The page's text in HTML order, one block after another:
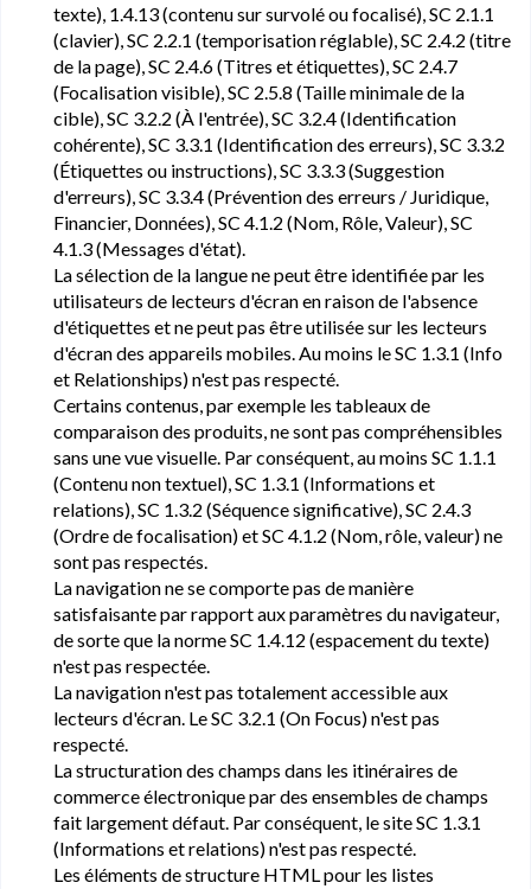
texte), 1.4.13 (contenu sur survolé ou focalisé), SC 2.1.1
(clavier), SC 2.2.1 (temporisation réglable), SC 2.4.2 (titre
de la page), SC 2.4.6 (Titres et étiquettes), SC 2.4.7
(Focalisation visible), SC 2.5.8 (Taille minimale de la
cible), SC 3.2.2 (À l'entrée), SC 3.2.4 (Identification
cohérente), SC 3.3.1 (Identification des erreurs), SC 3.3.2
(Étiquettes ou instructions), SC 3.3.3 (Suggestion
d'erreurs), SC 3.3.4 (Prévention des erreurs / Juridique,
Financier, Données), SC 4.1.2 (Nom, Rôle, Valeur), SC
4.1.3 (Messages d'état).
La sélection de la langue ne peut être identifiée par les
utilisateurs de lecteurs d'écran en raison de l'absence
d'étiquettes et ne peut pas être utilisée sur les lecteurs
d'écran des appareils mobiles. Au moins le SC 1.3.1 (Info
et Relationships) n'est pas respecté.
Certains contenus, par exemple les tableaux de
comparaison des produits, ne sont pas compréhensibles
sans une vue visuelle. Par conséquent, au moins SC 1.1.1
(Contenu non textuel), SC 1.3.1 (Informations et
relations), SC 1.3.2 (Séquence significative), SC 2.4.3
(Ordre de focalisation) et SC 4.1.2 (Nom, rôle, valeur) ne
sont pas respectés.
La navigation ne se comporte pas de manière
satisfaisante par rapport aux paramètres du navigateur,
de sorte que la norme SC 1.4.12 (espacement du texte)
n'est pas respectée.
La navigation n'est pas totalement accessible aux
lecteurs d'écran. Le SC 3.2.1 (On Focus) n'est pas
respecté.
La structuration des champs dans les itinéraires de
commerce électronique par des ensembles de champs
fait largement défaut. Par conséquent, le site SC 1.3.1
(Informations et relations) n'est pas respecté.
Les éléments de structure HTML pour les listes